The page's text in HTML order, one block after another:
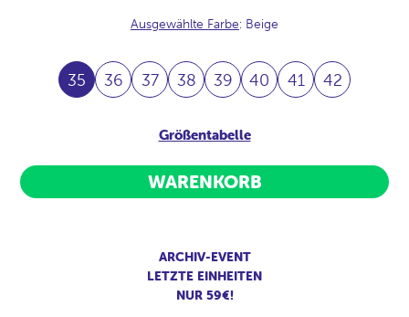
Ausgewählte Farbe: Beige
35 36 37 38 39 40 41 42
Größentabelle
WARENKORB
ARCHIV-EVENT
LETZTE EINHEITEN
NUR 59€!